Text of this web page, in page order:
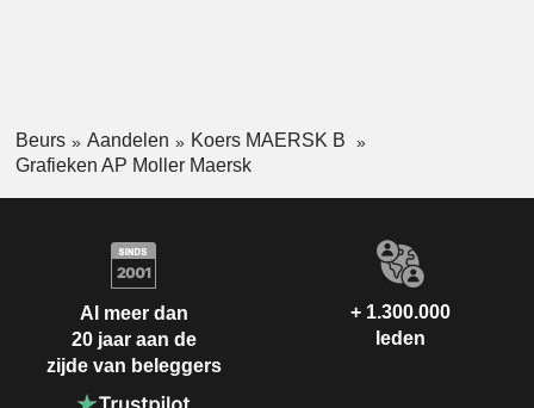
Beurs Aandelen
Koers MAERSK B
Grafieken AP Moller Maersk
Al meer dan
20 jaar aan de
zijde van beleggers
+ 1.300.000
leden